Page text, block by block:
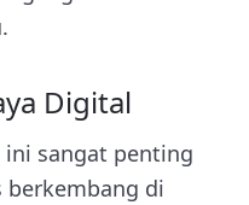
Digital
ini sangat penting
berkembang di